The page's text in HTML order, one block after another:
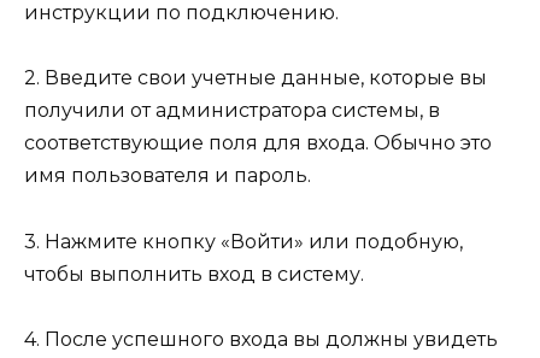
инструкции по подключению.
2. Введите свои учетные данные, которые вы
получили от администратора системы, в
соответствующие поля для входа. Обычно это
имя пользователя и пароль.
3. Нажмите кнопку «Войти» или подобную,
чтобы выполнить вход в систему.
4. После успешного входа вы должны увидеть